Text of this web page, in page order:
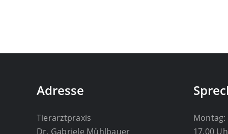
Adresse
Tierarztpraxis
Dr. Gabriele Mühlbauer
Montag:
17.00